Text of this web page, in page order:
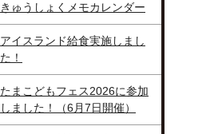
きゅうしょくメモカレンダー
アイスランド給食実施しまし
た！
たまこどもフェス2026に参加
しました！（6月7日開催）